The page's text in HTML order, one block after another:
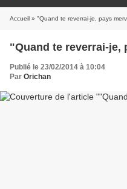
Accueil » "Quand te reverrai-je, pays
"Quand te reverrai-je,
Publié le 23/02/2014 à 10:04
Par Orichan